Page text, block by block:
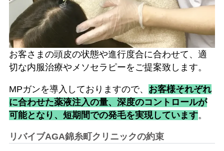
お客さまの頭皮の状態や進行度合に合わせて、適
切な内服治療やメソセラピーをご提案致します。
MPガンを導入しておりますので、 お客様それぞれ
に合わせた薬液注入の量、深度のコントロールが
可能となり、短期間での発毛を実現しています。
リバイブAGA錦糸町クリニックの約束